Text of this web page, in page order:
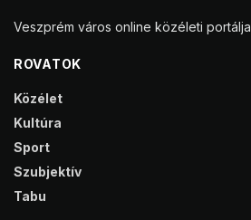
Veszprém város online közéleti portálja
ROVATOK
Közélet
Kultúra
Sport
Szubjektív
Tabu